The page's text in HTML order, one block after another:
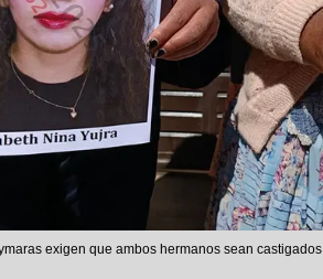
exigen que ambos hermanos sean